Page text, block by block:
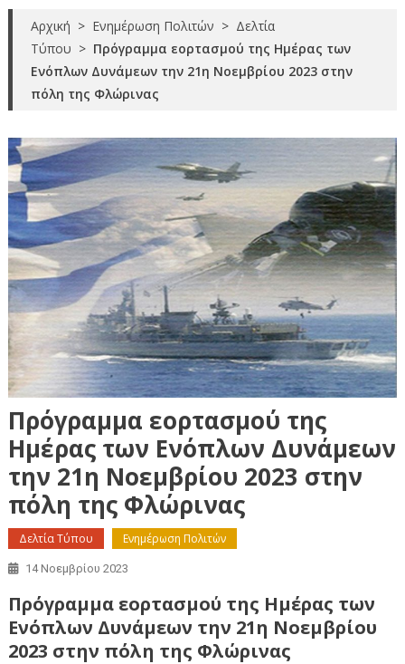
Αρχική > Ενημέρωση Πολιτών > Δελτία
Τύπου > Πρόγραμμα εορτασμού της Ημέρας των
Ενόπλων Δυνάμεων την 21η Νοεμβρίου 2023 στην
πόλη της Φλώρινας
Πρόγραμμα εορτασμού της
Ημέρας των Ενόπλων Δυνάμεων
την 21η Νοεμβρίου 2023 στην
πόλη της Φλώρινας
Δελτία Τύπου Ενημέρωση Πολιτών
14 Νοεμβρίου 2023
Πρόγραμμα εορτασμού της Ημέρας των
Ενόπλων Δυνάμεων την 21η Νοεμβρίου
2023 στην πόλη της Φλώρινας